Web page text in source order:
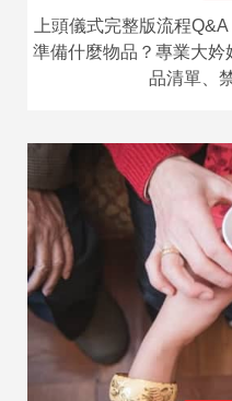
上頭儀式完整版流程
準備什麼物品？專業大妗
品清單、